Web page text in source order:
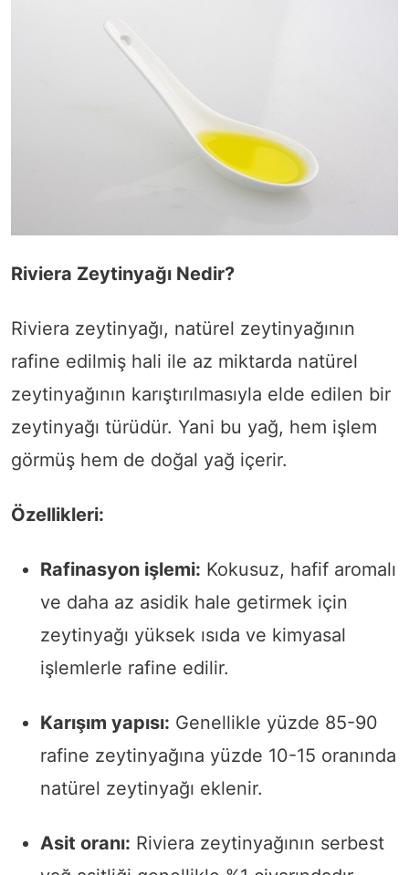
Riviera Zeytinyağı Nedir?
Riviera zeytinyağı, natürel zeytinyağının
rafine edilmiş hali ile az miktarda natürel
zeytinyağının karıştırılmasıyla elde edilen bir
zeytinyağı türüdür. Yani bu yağ, hem işlem
görmüş hem de doğal yağ içerir.
Özellikleri:
Rafinasyon işlemi: Kokusuz, hafif aromalı
ve daha az asidik hale getirmek için
zeytinyağı yüksek ısıda ve kimyasal
işlemlerle rafine edilir.
Karışım yapısı: Genellikle yüzde 85-90
rafine zeytinyağına yüzde 10-15 oranında
natürel zeytinyağı eklenir.
Asit oranı: Riviera zeytinyağının serbest